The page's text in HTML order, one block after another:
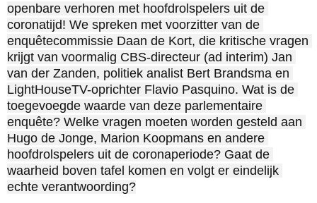
openbare verhoren met hoofdrolspelers uit de
coronatijd! We spreken met voorzitter van de
enquêtecommissie Daan de Kort, die kritische vragen
krijgt van voormalig CBS-directeur (ad interim) Jan
van der Zanden, politiek analist Bert Brandsma en
LightHouseTV-oprichter Flavio Pasquino. Wat is de
toegevoegde waarde van deze parlementaire
enquête? Welke vragen moeten worden gesteld aan
Hugo de Jonge, Marion Koopmans en andere
hoofdrolspelers uit de coronaperiode? Gaat de
waarheid boven tafel komen en volgt er eindelijk
echte verantwoording?